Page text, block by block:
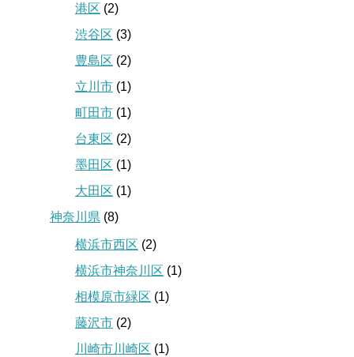
港区 (2)
渋谷区 (3)
豊島区 (2)
立川市 (1)
町田市 (1)
台東区 (2)
墨田区 (1)
大田区 (1)
神奈川県 (8)
横浜市西区 (2)
横浜市神奈川区 (1)
相模原市緑区 (1)
藤沢市 (2)
川崎市川崎区 (1)